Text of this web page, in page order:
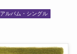
アルバム・シングル